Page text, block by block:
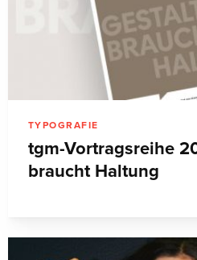
TYPOGRAFIE
tgm-Vortragsreihe
braucht Haltung